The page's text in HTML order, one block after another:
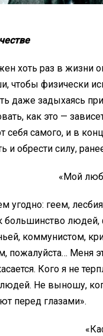
хоть раз в жизни
чтобы физически
даже задыхаясь
как это —
себя самого, и в
и обрести силу,
«Мой
угодно: геем,
большинство людей,
коммунистом,
пожалуйста… Меня
Кого я не
Не выношу,
перед глазами».